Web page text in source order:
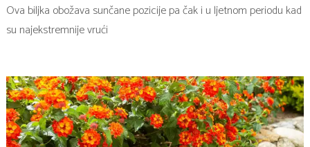
Ova biljka obožava sunčane pozicije pa čak i u ljetnom periodu kad
su najekstremnije vrući